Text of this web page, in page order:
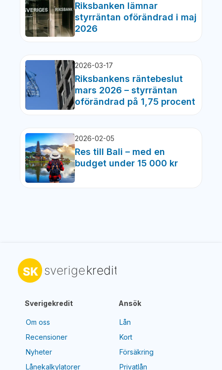
Riksbanken lämnar
styrräntan oförändrad i maj
2026
2026-03-17
Riksbankens räntebeslut
mars 2026 – styrräntan
oförändrad på 1,75 procent
2026-02-05
Res till Bali – med en
budget under 15 000 kr
Sverigekredit
Om oss
Recensioner
Nyheter
Lånekalkylatorer
Ansök
Lån
Kort
Försäkring
Privatlån